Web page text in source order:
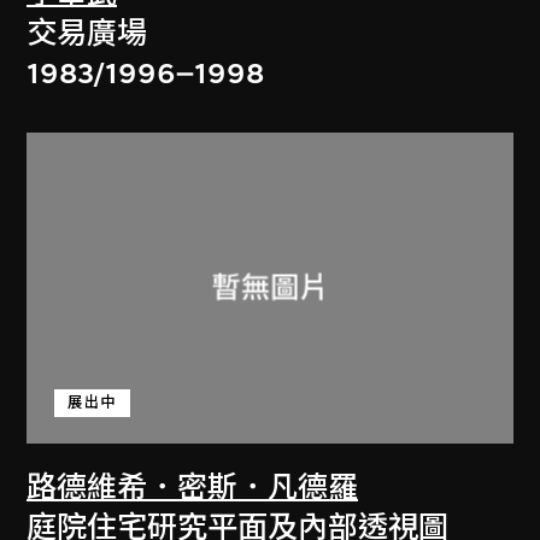
交易廣場
1983/1996–1998
路德維希．密斯．凡德羅
展出中
庭院住宅研究平面及內部透視圖